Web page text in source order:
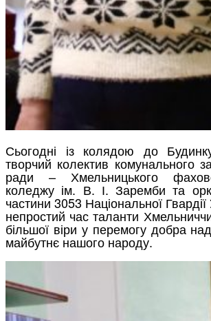
Сьогодні із колядою до
творчий колектив комунального
ради – Хмельницького
коледжу ім. В. І. Заремби та
частини 3053 Національної
непростий час таланти
більшої віри у перемогу добра
майбутнє нашого народу.